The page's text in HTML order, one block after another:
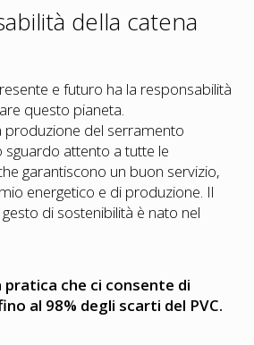
della catena
e futuro ha la responsabilità
questo pianeta.
produzione del serramento
sguardo attento a tutte le
garantiscono un buon servizio,
energetico e di produzione. Il
di sostenibilità è nato nel
pratica che ci consente di
al 98% degli scarti del PVC.